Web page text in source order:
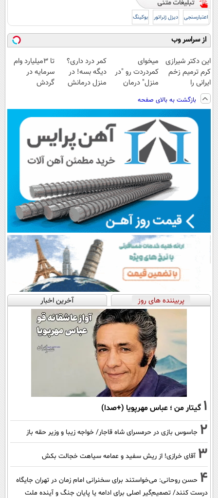
اعتبارسنجی دیزل ژنراتور بوکینگ
از سراسر وب
این دکتر شیرازی
کرم ترمیم زخم
ایرانی را
ساخت!!!
میخوای
کمردردت رو "در
منزل" درمان
◂پرسش‌نامه)
کمر درد داری؟
دیگه بسه! در
منزل درمانش
تا 3میلیارد وام
سرمایه در
گردش
ثبت کن
بازگشت به بالای صفحه
پربیننده های روز آخرین اخبار
1 گیتار من ؛ عباس مهرپویا (+صدا)
2 جاسوس بازی در حرمسرای شاه قاجار/ خواجه زیبا و وزیر حقه باز
3 آقای خرازی! از ریش سفید و عمامه سیاهت خجالت بکش
4 حسن روحانی: می‌خواستند برای سخنرانی امام زمان در تهران جایگاه
درست کنند/ تصمیم‌گیر اصلی برای ادامه یا پایان جنگ و آینده ملت